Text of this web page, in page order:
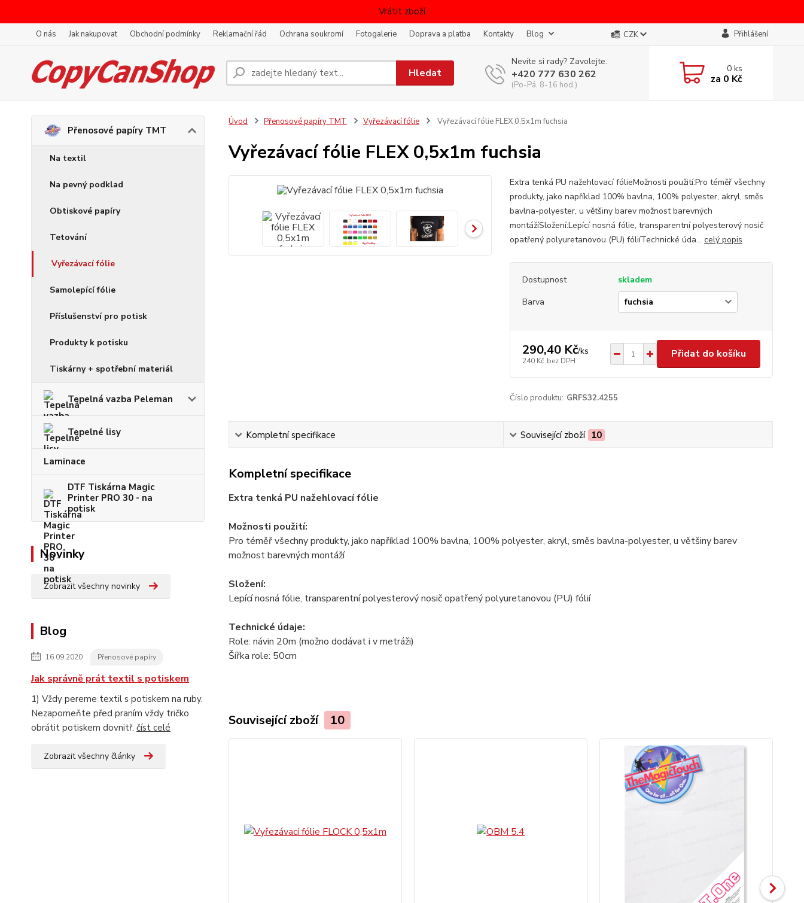
Vrátit zboží
O nás Jak nakupovat Obchodní podmínky Reklamační řád Ochrana soukromí Fotogalerie Doprava a platba Kontakty Blog CZK Přihlášení
Hledat
Nevíte si rady? Zavolejte.
+420 777 630 262
(Po-Pá, 8-16 hod.)
0ks
za 0 Kč
Přenosové papíry TMT
Na textil
Na pevný podklad
Obtiskové papíry
Tetování
Vyřezávací fólie
Samolepící fólie
Příslušenství pro potisk
Produkty k potisku
Tiskárny + spotřební materiál
Tepelná vazba Peleman
Tepelné lisy
Laminace
DTF Tiskárna Magic
Printer PRO 30 - na
potisk
Novinky
Zobrazit všechny novinky
Blog
16.09.2020 Přenosové papíry
Jak správně prát textil s potiskem
1) Vždy pereme textil s potiskem na ruby.
Nezapomeňte před praním vždy tričko
obrátit potiskem dovnitř. číst celé
Zobrazit všechny články
Úvod Přenosové papíry TMT Vyřezávací fólie Vyřezávací fólie FLEX 0,5x1m fuchsia
Vyřezávací fólie FLEX 0,5x1m fuchsia
Extra tenká PU nažehlovací fólieMožnosti použití:Pro téměř všechny
produkty, jako například 100% bavlna, 100% polyester, akryl, směs
bavlna-polyester, u většiny barev možnost barevných
montážíSložení:Lepící nosná fólie, transparentní polyesterový nosič
opatřený polyuretanovou (PU) fóliíTechnické úda... celý popis
Dostupnost
skladem
Barva
290,40 Kč/ks
240 Kč bez DPH
Přidat do košíku
Číslo produktu: GRFS32.4255
Kompletní specifikace Související zboží 10
Kompletní specifikace
Extra tenká PU nažehlovací fólie
Možnosti použití:
Pro téměř všechny produkty, jako například 100% bavlna, 100% polyester, akryl, směs bavlna-polyester, u většiny barev
možnost barevných montáží
Složení:
Lepící nosná fólie, transparentní polyesterový nosič opatřený polyuretanovou (PU) fólií
Technické údaje:
Role: návin 20m (možno dodávat i v metráži)
Šířka role: 50cm
Související zboží 10